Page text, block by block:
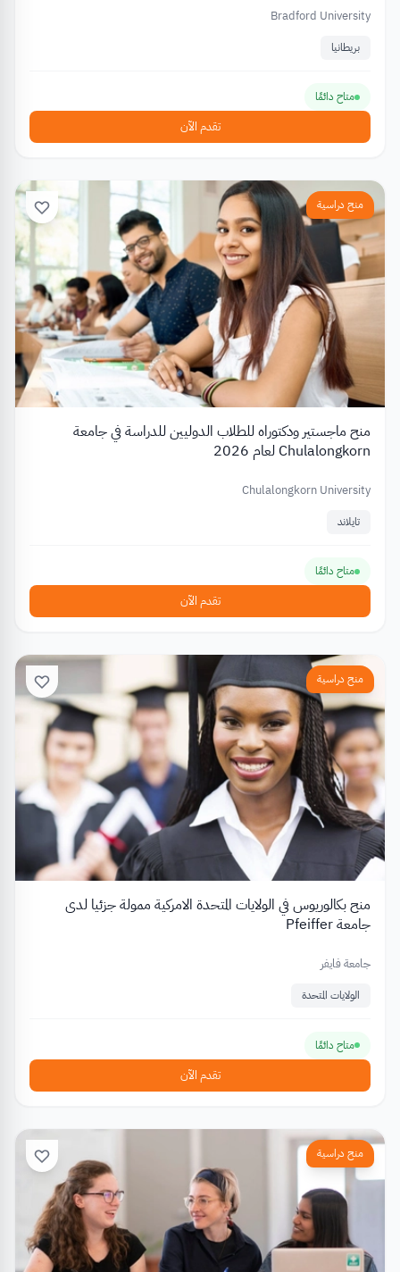
Bradford University
بريطانيا
متاح دائمًا
تقدم الآن
منح دراسية
منح ماجستير ودكتوراه للطلاب الدوليين للدراسة في جامعة
Chulalongkorn لعام 2026
Chulalongkorn University
تايلاند
متاح دائمًا
تقدم الآن
منح دراسية
منح بكالوريوس في الولايات المتحدة الامركية ممولة جزئيا لدى
جامعة Pfeiffer
جامعة فايفر
الولايات المتحدة
متاح دائمًا
تقدم الآن
منح دراسية